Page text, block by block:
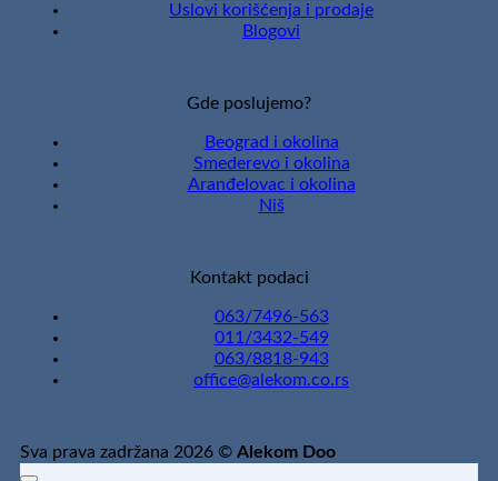
Uslovi korišćenja i prodaje
Blogovi
Gde poslujemo?
Beograd i okolina
Smederevo i okolina
Aranđelovac i okolina
Niš
Kontakt podaci
063/7496-563
011/3432-549
063/8818-943
office@alekom.co.rs
Sva prava zadržana 2026 © Alekom Doo